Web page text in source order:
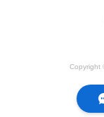
Copyright